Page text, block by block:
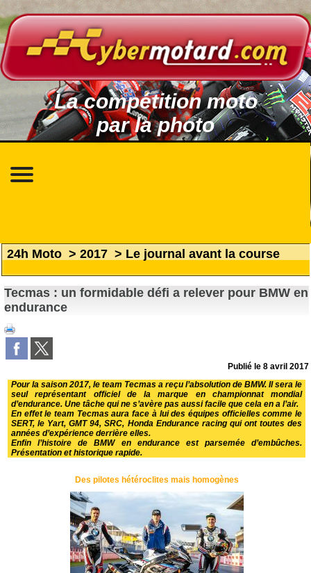
La compétition moto
par la photo
24h Moto > 2017 > Le journal avant la course
Tecmas : un formidable défi a relever pour BMW en
endurance
Publié le8 avril 2017
Pour la saison 2017, le team Tecmas a reçu l’absolution de BMW. Il sera le
seul représentant officiel de la marque en championnat mondial
d’endurance. Une tâche qui ne s’avère pas aussi facile que cela en a l’air.
En effet le team Tecmas aura face à lui des équipes officielles comme le
SERT, le Yart, GMT 94, SRC, Honda Endurance racing qui ont toutes des
années d’expérience derrière elles.
Enfin l’histoire de BMW en endurance est parsemée d’embûches.
Présentation et historique rapide.
Des pilotes hétéroclites mais homogènes